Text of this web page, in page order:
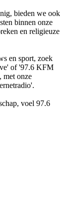
bieden we ook
binnen onze
en religieuze
en sport, zoek
of '97.6 KFM
met onze
voel 97.6